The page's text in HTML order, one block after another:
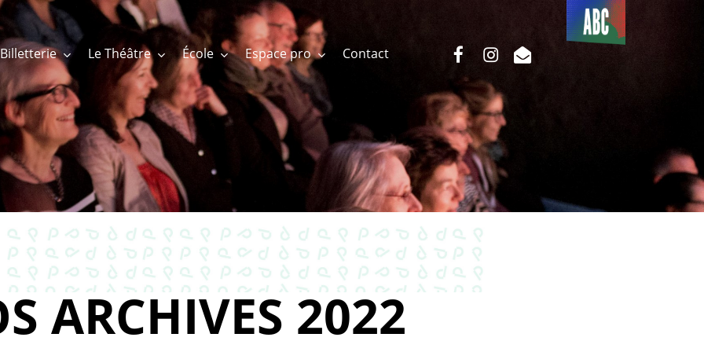
Billetterie Le Théâtre École Espace pro Contact
Du côté
de l’ABC
facebookinstagram
email
ARCHIVES 2022